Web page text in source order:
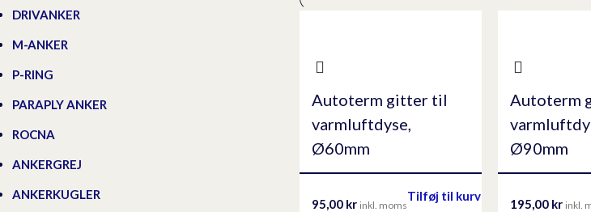
DRIVANKER
M-ANKER
P-RING
PARAPLY ANKER
ROCNA
ANKERGREJ
ANKERKUGLER
Autoterm gitter til
varmluftdyse,
Ø60mm
95,00 kr inkl. moms
Tilføj til kurv
Autoterm
Ø90mm
195,00 kr inkl.